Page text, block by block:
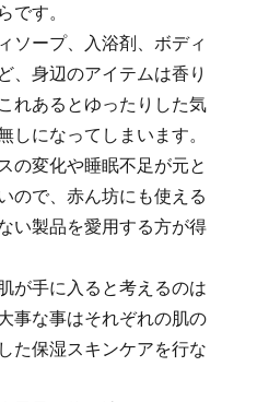
です。
ソープ、入浴剤、ボディ
、身辺のアイテムは香り
れあるとゆったりした気
しになってしまいます。
の変化や睡眠不足が元と
ので、赤ん坊にも使える
い製品を愛用する方が得
が手に入ると考えるのは
事な事はそれぞれの肌の
た保湿スキンケアを行な